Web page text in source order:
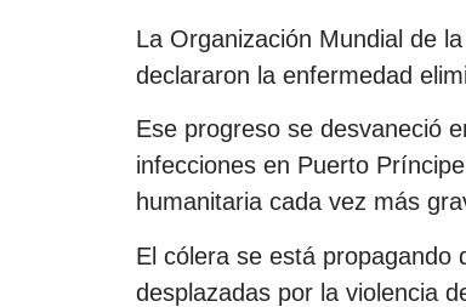
La Organización Mundial de
declararon la enfermedad
Ese progreso se desvaneció
infecciones en Puerto
humanitaria cada vez más
El cólera se está propagando
desplazadas por la violencia